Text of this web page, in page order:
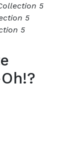
5
5
5